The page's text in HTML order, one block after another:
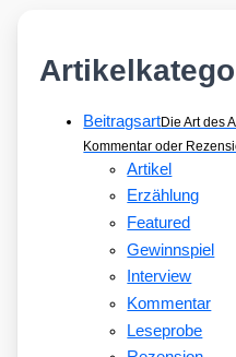
BeitragsartDie Art des
Kommentar oder
Artikel
Erzählung
Featured
Gewinnspiel
Interview
Kommentar
Leseprobe